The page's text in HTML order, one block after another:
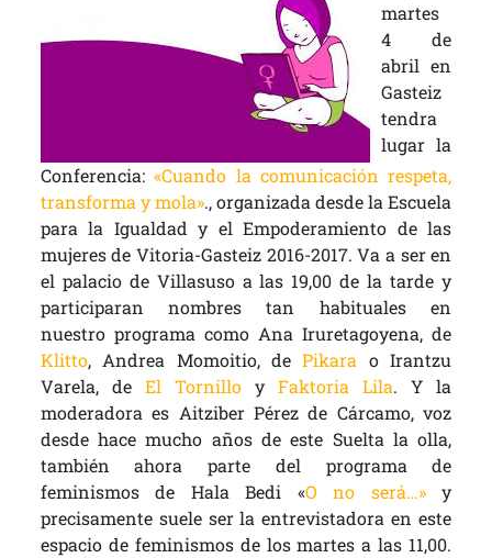
martes
4 de
abril en
Gasteiz
tendra
lugar la
Conferencia:«Cuando la comunicación respeta,
transforma y mola»., organizada desde la Escuela
para la Igualdad y el Empoderamiento de las
mujeres de Vitoria-Gasteiz 2016-2017. Va a ser en
el palacio de Villasuso a las 19,00 de la tarde y
participaran nombres tan habituales en
nuestro programa como Ana Iruretagoyena, de
Klitto, Andrea Momoitio, dePikara o Irantzu
Varela, de El TornilloyFaktoria Lila.Y la
moderadora es Aitziber Pérez de Cárcamo, voz
desde hace mucho años de este Suelta la olla,
también ahora parte del programa de
feminismos de Hala Bedi «O no será…»y
precisamente suele ser la entrevistadora en este
espacio de feminismos de los martes a las 11,00.